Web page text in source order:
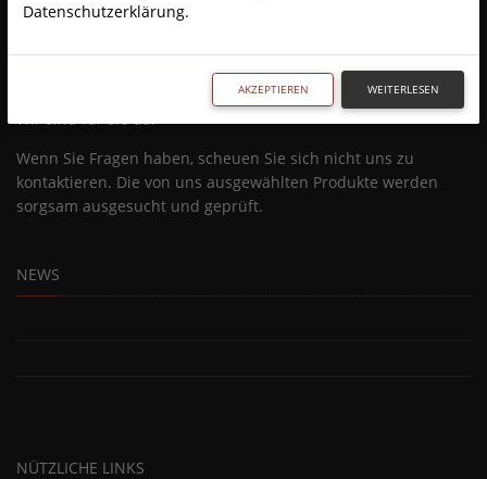
Wir sind für sie da!
Wenn Sie Fragen haben, scheuen Sie sich nicht uns zu
kontaktieren. Die von uns ausgewählten Produkte werden
sorgsam ausgesucht und geprüft.
NEWS
NÜTZLICHE LINKS
Datenschutzerklärung.
AKZEPTIEREN WEITERLESEN